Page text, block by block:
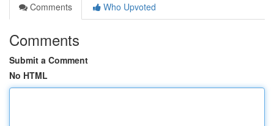
Comments
Who Upvoted
Comments
Submit a Comment
No HTML